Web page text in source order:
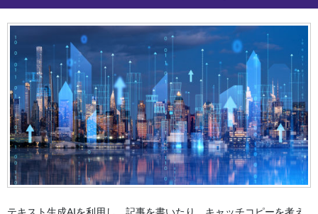
テキスト生成AIを利用し、記事を書いたり、キャッチコピーを考え